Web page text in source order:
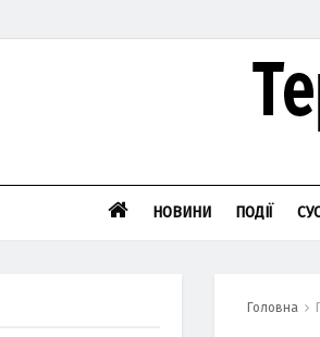
НОВИНИ ПОДІЇ
Головна